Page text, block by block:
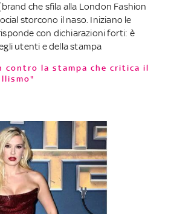
che sfila alla London Fashion
storcono il naso. Iniziano le
con dichiarazioni forti: è
utenti e della stampa